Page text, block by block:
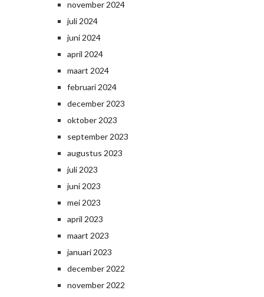
november 2024
juli 2024
juni 2024
april 2024
maart 2024
februari 2024
december 2023
oktober 2023
september 2023
augustus 2023
juli 2023
juni 2023
mei 2023
april 2023
maart 2023
januari 2023
december 2022
november 2022